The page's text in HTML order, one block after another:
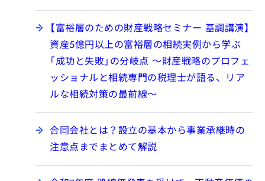
【富裕層のための財産戦略セミナー 基調講演】
資産5億円以上の富裕層の相続実例から学ぶ
「成功と失敗」の分岐点 ～財産戦略のプロフェ
ッショナルと相続専門の税理士が語る、リア
ルな相続対策の最前線～
合同会社とは？設立の基本から事業承継時の
注意点までまとめて解説